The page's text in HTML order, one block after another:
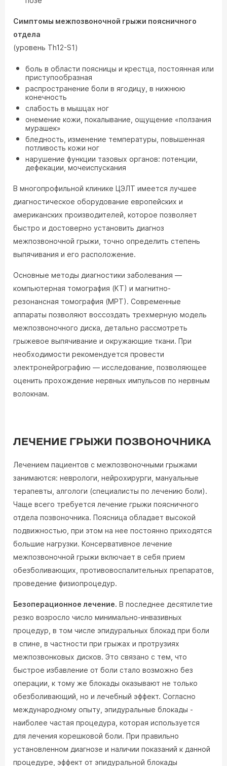
Симптомы межпозвоночной грыжи поясничного
отдела
(уровень Th12-S1)
боль в области поясницы и крестца, постоянная или
приступообразная
распространение боли в ягодицу, в нижнюю
конечность
слабость в мышцах ног
онемение кожи, покалывание, ощущение «ползания
мурашек»
бледность, изменение температуры, повышенная
потливость кожи ног
нарушение функции тазовых органов: потенции,
дефекации, мочеиспускания
В многопрофильной клинике ЦЭЛТ имеется лучшее
диагностическое оборудование европейских и
американских производителей, которое позволяет
быстро и достоверно установить диагноз
межпозвоночной грыжи, точно определить степень
выпячивания и его расположение.
Основные методы диагностики заболевания —
компьютерная томография (КТ) и магнитно-
резонансная томография (МРТ). Современные
аппараты позволяют воссоздать трехмерную модель
межпозвоночного диска, детально рассмотреть
грыжевое выпячивание и окружающие ткани. При
необходимости рекомендуется провести
электронейрографию — исследование, позволяющее
оценить прохождение нервных импульсов по нервным
волокнам.
ЛЕЧЕНИЕ ГРЫЖИ ПОЗВОНОЧНИКА
Лечением пациентов с межпозвоночными грыжами
занимаются: неврологи, нейрохирурги, мануальные
терапевты, алгологи (специалисты по лечению боли).
Чаще всего требуется лечение грыжи поясничного
отдела позвоночника. Поясница обладает высокой
подвижностью, при этом на нее постоянно приходятся
большие нагрузки. Консервативное лечение
межпозвоночной грыжи включает в себя прием
обезболивающих, противовоспалительных препаратов,
проведение физиопроцедур.
Безоперационное лечение. В последнее десятилетие
резко возросло число минимально-инвазивных
процедур, в том числе эпидуральных блокад при боли
в спине, в частности при грыжах и протрузиях
межпозвонковых дисков. Это связано с тем, что
быстрое избавление от боли стало возможно без
операции, к тому же блокады оказывают не только
обезболивающий, но и лечебный эффект. Согласно
международному опыту, эпидуральные блокады -
наиболее частая процедура, которая используется
для лечения корешковой боли. При правильно
установленном диагнозе и наличии показаний к данной
процедуре, эффект от эпидуральной блокады